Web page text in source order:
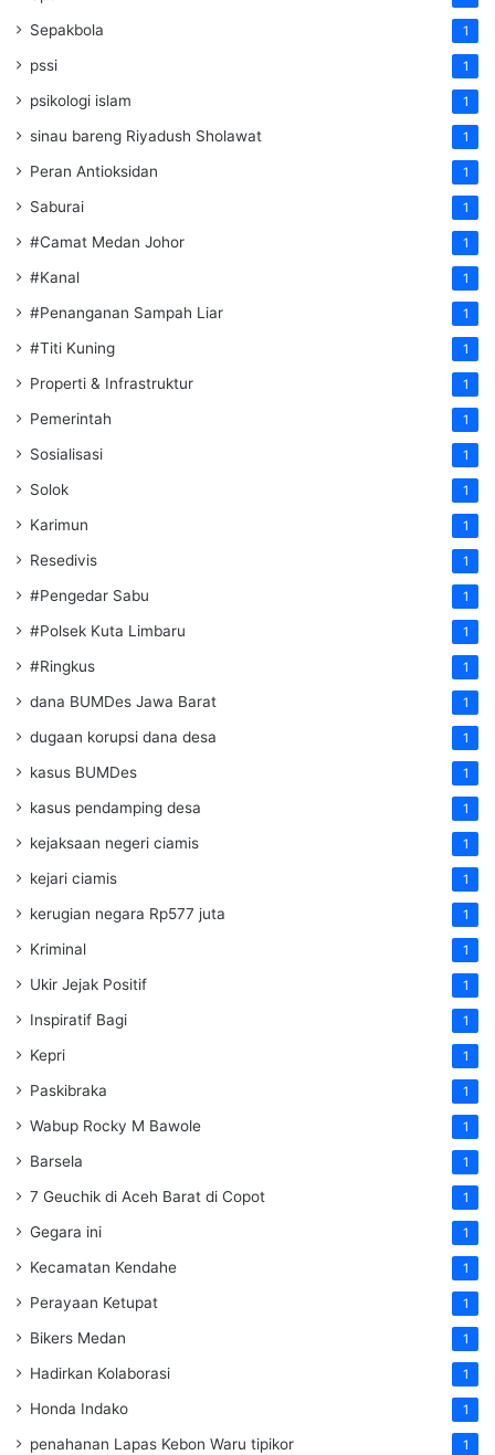
Sepakbola 1
pssi 1
psikologi islam 1
sinau bareng Riyadush Sholawat 1
Peran Antioksidan 1
Saburai 1
#Camat Medan Johor 1
#Kanal 1
#Penanganan Sampah Liar 1
#Titi Kuning 1
Properti & Infrastruktur 1
Pemerintah 1
Sosialisasi 1
Solok 1
Karimun 1
Resedivis 1
#Pengedar Sabu 1
#Polsek Kuta Limbaru 1
#Ringkus 1
dana BUMDes Jawa Barat 1
dugaan korupsi dana desa 1
kasus BUMDes 1
kasus pendamping desa 1
kejaksaan negeri ciamis 1
kejari ciamis 1
kerugian negara Rp577 juta 1
Kriminal 1
Ukir Jejak Positif 1
Inspiratif Bagi 1
Kepri 1
Paskibraka 1
Wabup Rocky M Bawole 1
Barsela 1
7 Geuchik di Aceh Barat di Copot 1
Gegara ini 1
Kecamatan Kendahe 1
Perayaan Ketupat 1
Bikers Medan 1
Hadirkan Kolaborasi 1
Honda Indako 1
penahanan Lapas Kebon Waru tipikor 1